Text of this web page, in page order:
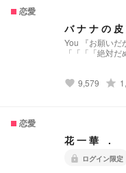
恋愛
バ ナ ナ の
You 『お願いだか
「「「「絶対だ
favorite 9,579 grade
恋愛
花 一 華 .
lock ログイン限定